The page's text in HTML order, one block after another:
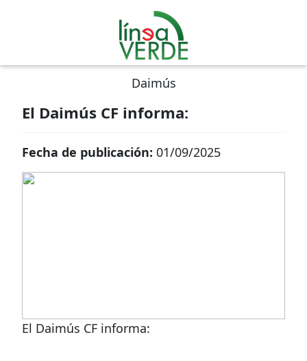
Daimús
El Daimús CF informa:
Fecha de publicación: 01/09/2025
El Daimús CF informa: